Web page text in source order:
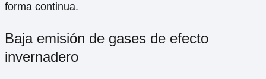
forma continua.
Baja emisión de gases de efecto
invernadero